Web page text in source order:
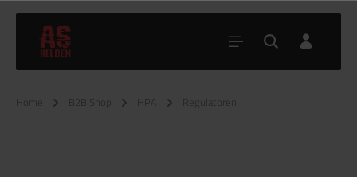
Home B2B Shop HPA Regulatoren